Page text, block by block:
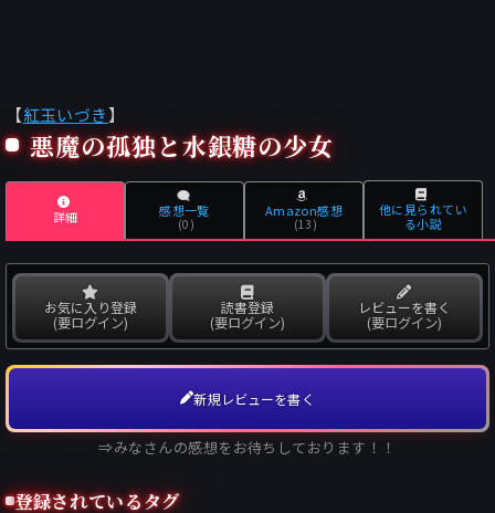
【紅玉いづき】
悪魔の孤独と水銀糖の少女
詳細 感想一覧
(0)
Amazon感想
(13)
他に見られてい
る小説
お気に入り登録
(要ログイン)
読書登録
(要ログイン)
レビューを書く
(要ログイン)
新規レビューを書く
⇒みなさんの感想をお待ちしております！！
登録されているタグ